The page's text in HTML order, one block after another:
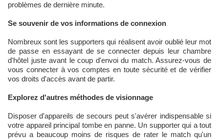
problèmes de dernière minute.
Se souvenir de vos informations de connexion
Nombreux sont les supporters qui réalisent avoir oublié leur mot
de passe en essayant de se connecter depuis leur chambre
d'hôtel juste avant le coup d'envoi du match. Assurez-vous de
vous connecter à vos comptes en toute sécurité et de vérifier
vos droits d'accès avant de partir.
Explorez d'autres méthodes de visionnage
Disposer d'appareils de secours peut s'avérer indispensable si
votre appareil principal tombe en panne. Un supporter qui a tout
prévu a beaucoup moins de risques de rater le match qu'un